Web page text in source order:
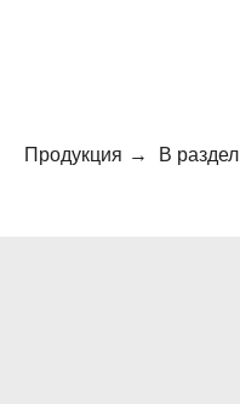
Продукция → В раздел